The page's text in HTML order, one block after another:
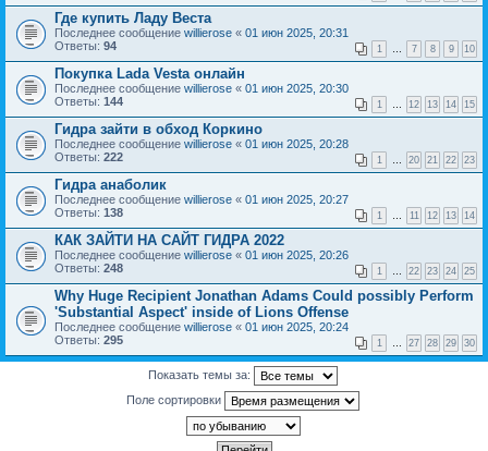
Где купить Ладу Веста
Последнее сообщение willierose « 01 июн 2025, 20:31
Ответы: 94 1 … 7 8 9 10
Покупка Lada Vesta онлайн
Последнее сообщение willierose « 01 июн 2025, 20:30
Ответы: 144 1 … 12 13 14 15
Гидра зайти в обход Коркино
Последнее сообщение willierose « 01 июн 2025, 20:28
Ответы: 222 1 … 20 21 22 23
Гидра анаболик
Последнее сообщение willierose « 01 июн 2025, 20:27
Ответы: 138 1 … 11 12 13 14
КАК ЗАЙТИ НА САЙТ ГИДРА 2022
Последнее сообщение willierose « 01 июн 2025, 20:26
Ответы: 248 1 … 22 23 24 25
Why Huge Recipient Jonathan Adams Could possibly Perform
'Substantial Aspect' inside of Lions Offense
Последнее сообщение willierose « 01 июн 2025, 20:24
Ответы: 295 1 … 27 28 29 30
Показать темы за:
Поле сортировки